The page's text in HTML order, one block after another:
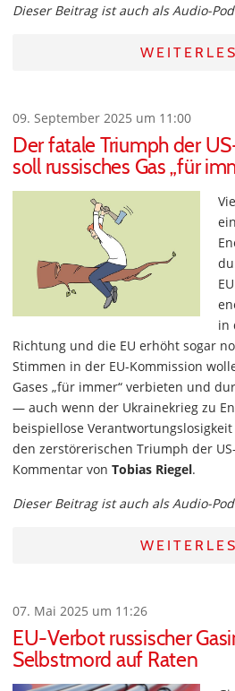
Dieser Beitrag ist auch als Audio-
09. September 2025 um 11:00
Der fatale Triumph der
soll russisches Gas „für
in
Richtung und die EU erhöht sogar
Stimmen in der EU-Kommission
Gases „für immer“ verbieten und
— auch wenn der Ukrainekrieg zu
beispiellose
den zerstörerischen Triumph der
Kommentar von Tobias Riegel.
Dieser Beitrag ist auch als Audio-
07. Mai 2025 um 11:26
EU-Verbot russischer
Selbstmord auf Raten